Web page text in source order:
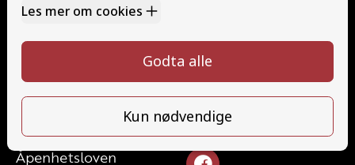
Kontakt
Priser
Elevside
Kontakt oss
Åpenhetsloven
32824340
post@teamhonefoss.no
Følg oss